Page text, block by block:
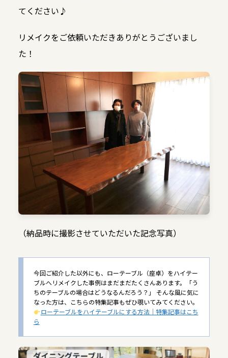
てください♪
リメイクをご依頼いただきありがとうございまし
た！
（納品時に撮影させていただいた記念写真）
今回ご紹介した以外にも、ローテーブル（座卓）をハイテー
ブルへリメイクした事例はまだまだたくさんあります。「う
ちのテーブルの場合はどうなるんだろう？」 そんな風に気に
なった方は、こちらの特集記事もぜひ覗いてみてください。
ローテーブルをハイテーブルにする方法｜特集記事はこち
ら